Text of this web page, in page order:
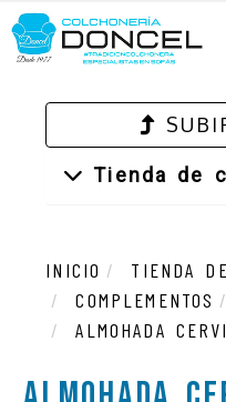
Tienda de
INICIO
TIENDA
COMPLEMENTOS
ALMOHADA